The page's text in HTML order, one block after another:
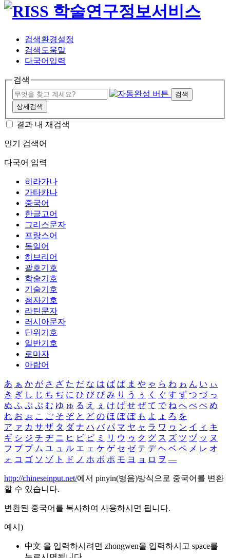
검색환경설정
검색도움말
다국어입력
검색
검색
상세검색
결과 내 재검색
인기 검색어
다국어 입력
히라가나
가타카나
중국어
한글고어
그리스문자
프랑스어
독일어
히브리어
괄호기호
학술기호
기술기호
첨자기호
라틴문자
러시아문자
단위기호
일반기호
로마자
아랍어
あ ぁ か が さ ざ た だ な は ば ぱ ま や ゃ ら わ ゎ ん い ぃ
き ぎ し じ ち ぢ に ひ び ぴ み り う ぅ く ぐ す ず つ づ っ
ぬ ふ ぶ ぷ む ゆ ゅ る え ぇ け げ せ ぜ て で ね へ べ ぺ め
れ お ぉ こ ご そ ぞ と ど の ほ ぼ ぽ も よ ょ ろ を
ア ァ カ サ ザ タ ダ ナ ハ バ パ マ ヤ ャ ラ ワ ヮ ン イ ィ キ
ギ シ ジ チ ヂ ニ ヒ ビ ピ ミ リ ウ ゥ ク グ ス ズ ツ ヅ ッ ヌ
フ ブ プ ム ユ ュ ル エ ェ ケ ゲ セ ゼ テ デ ヘ ベ ペ メ レ オ
ォ コ ゴ ソ ゾ ト ド ノ ホ ボ ポ モ ヨ ョ ロ ヲ ―
http://chineseinput.net/에서 pinyin(병음)방식으로 중국어를 변환
할 수 있습니다.
변환된 중국어를 복사하여 사용하시면 됩니다.
예시)
中文 을 입력하시려면 zhongwen을 입력하시고 space를